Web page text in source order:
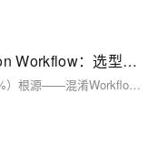
Agentic Workflow 与 Agent based on Workflow：选型踩坑实录与六维决策框架
本文剖析多智能体系统高失败率（41%–86.7%）根源——混淆Workflow（人控、确定性）与Agent（AI控、概率性）。基于Anthropic框架与真实案例，提出六维选型验收法：本质、验收、排障、演进、成本、落地，助力企业规避“伪Agent”陷阱，实现智能体工程范式升级。